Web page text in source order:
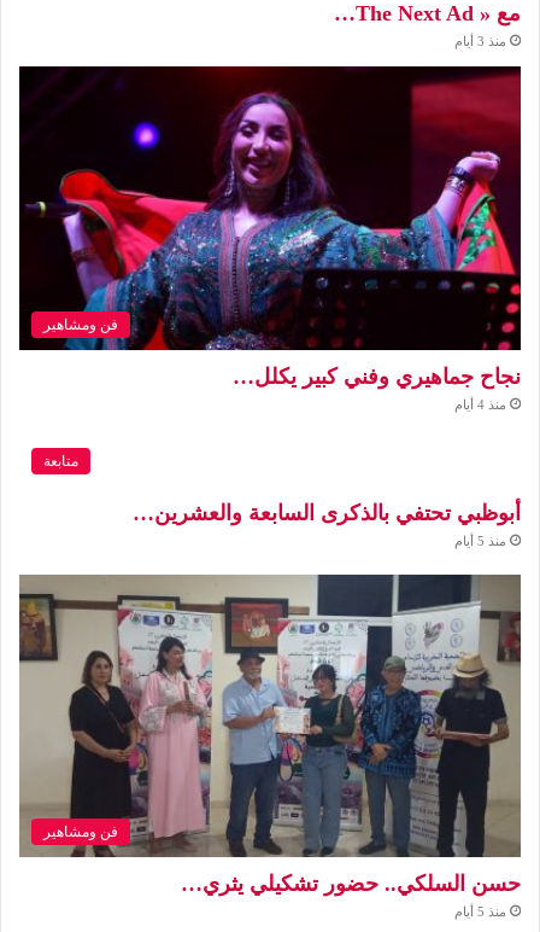
مع « The Next Ad…
منذ 3 أيام
فن ومشاهير
نجاح جماهيري وفني كبير يكلل…
منذ 4 أيام
متابعة
أبوظبي تحتفي بالذكرى السابعة والعشرين…
منذ 5 أيام
فن ومشاهير
حسن السلكي.. حضور تشكيلي يثري…
منذ 5 أيام